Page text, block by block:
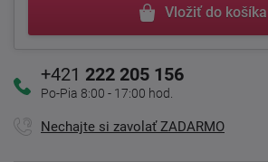
Vložiť do košíka
+421 222 205 156
Po-Pia 8:00 - 17:00 hod.
Nechajte si zavolať ZADARMO